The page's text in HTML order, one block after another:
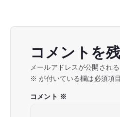
ー
コメントを
メールアドレスが公開され
※ が付いている欄は必須項
コメント ※